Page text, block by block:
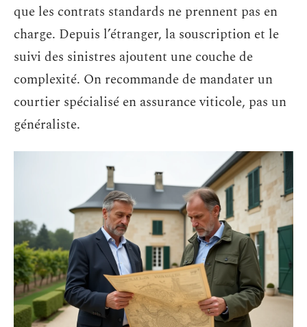
que les contrats standards ne prennent pas en
charge. Depuis l’étranger, la souscription et le
suivi des sinistres ajoutent une couche de
complexité. On recommande de mandater un
courtier spécialisé en assurance viticole, pas un
généraliste.